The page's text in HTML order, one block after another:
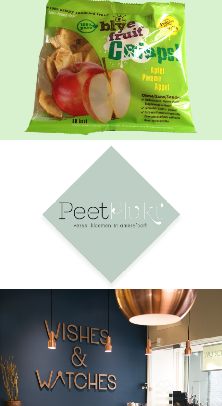
BLYE FRUIT APPEL CHIPS
LOGO PEET PLUKT